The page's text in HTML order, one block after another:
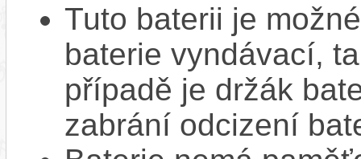
Tuto baterii je
baterie vyndávací,
případě je držák
zabrání odcizení